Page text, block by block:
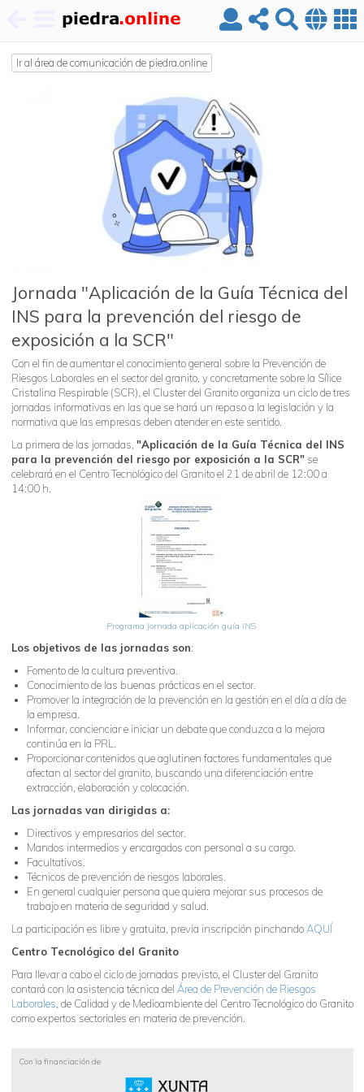
Ir al área de comunicación de piedra.online
Jornada "Aplicación de la Guía Técnica del
INS para la prevención del riesgo de
exposición a la SCR"
Con el fin de aumentar el conocimiento general sobre la Prevención de
Riesgos Laborales en el sector del granito, y concretamente sobre la Sílice
Cristalina Respirable (SCR), el Cluster del Granito organiza un ciclo de tres
jornadas informativas en las que se hará un repaso a la legislación y la
normativa que las empresas deben atender en este sentido.
La primera de las jornadas, "Aplicación de la Guía Técnica del INS
para la prevención del riesgo por exposición a la SCR"se
celebrará en el Centro Tecnológico del Granito el 21 de abril de 12:00 a
14:00 h.
Programa Jornada aplicación guía INS
Los objetivos de las jornadas son:
Fomento de la cultura preventiva.
Conocimiento de las buenas prácticas en el sector.
Promover la integración de la prevención en la gestión en el día a día de
la empresa.
Informar, concienciar e iniciar un debate que conduzca a la mejora
continúa en la PRL.
Proporcionar contenidos que aglutinen factores fundamentales que
afectan al sector del granito, buscando una diferenciación entre
extracción, elaboración y colocación.
Las jornadas van dirigidas a:
Directivos y empresarios del sector.
Mandos intermedios y encargados con personal a su cargo.
Facultativos.
Técnicos de prevención de riesgos laborales.
En general cualquier persona que quiera mejorar sus procesos de
trabajo en materia de seguridad y salud.
La participación es libre y gratuita, previa inscripción pinchando AQUÍ
Centro Tecnológico del Granito
Para llevar a cabo el ciclo de jornadas previsto, el Cluster del Granito
contará con la asistencia técnica del Área de Prevención de Riesgos
Laborales , de Calidad y de Medioambiente del Centro Tecnológico do Granito
como expertos sectoriales en materia de prevención.
Con la financiación de